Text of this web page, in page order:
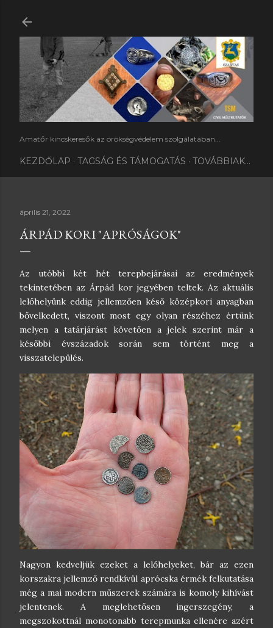
Amatőr kincskeresők az örökségvédelem szolgálatában...
KEZDŐLAP TAGSÁG ÉS TÁMOGATÁS TOVÁBBIAK…
április 21, 2022
ÁRPÁD KORI "APRÓSÁGOK"
Az utóbbi két hét terepbejárásai az eredmények
tekintetében az Árpád kor jegyében teltek. Az aktuális
lelőhelyünk eddig jellemzően késő középkori anyagban
bővelkedett, viszont most egy olyan részéhez értünk
melyen a tatárjárást követően a jelek szerint már a
későbbi évszázadok során sem történt meg a
visszatelepülés.
Nagyon kedveljük ezeket a lelőhelyeket, bár az ezen
korszakra jellemző rendkívül aprócska érmék felkutatása
még a mai modern műszerek számára is komoly kihívást
jelentenek. A meglehetősen ingerszegény, a
megszokottnál monotonabb terepmunka ellenére azért